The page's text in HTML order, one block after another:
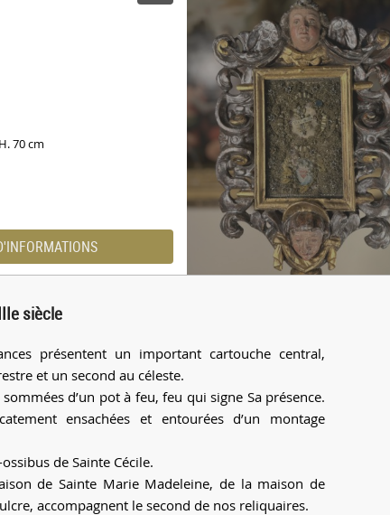
H. 70 cm
siècle
présentent un important cartouche central,
et un second au céleste.
d’un pot à feu, feu qui signe Sa présence.
ensachées et entourées d’un montage
de Sainte Cécile.
de Sainte Marie Madeleine, de la maison de
accompagnent le second de nos reliquaires.